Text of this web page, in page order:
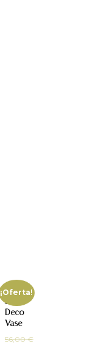
¡Oferta!
Jac
Deco
Vase
56,00€